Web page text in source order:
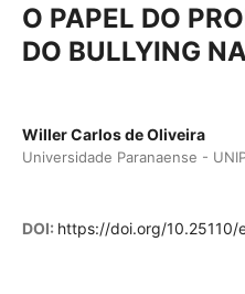
O PAPEL DO
DO BULLYING
Willer Carlos de Oliveira
Universidade Paranaense -
DOI: https://doi.org/10.25110/